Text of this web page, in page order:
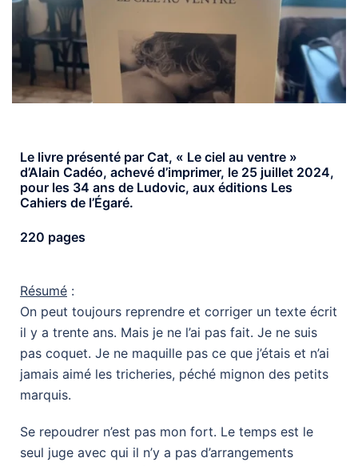
Le livre présenté par Cat, « Le ciel au ventre »
d’Alain Cadéo, achevé d’imprimer, le 25 juillet 2024,
pour les 34 ans de Ludovic, aux éditions Les
Cahiers de l’Égaré.
220 pages
Résumé :
On peut toujours reprendre et corriger un texte écrit
il y a trente ans. Mais je ne l’ai pas fait. Je ne suis
pas coquet. Je ne maquille pas ce que j’étais et n’ai
jamais aimé les tricheries, péché mignon des petits
marquis.
Se repoudrer n’est pas mon fort. Le temps est le
seul juge avec qui il n’y a pas d’arrangements